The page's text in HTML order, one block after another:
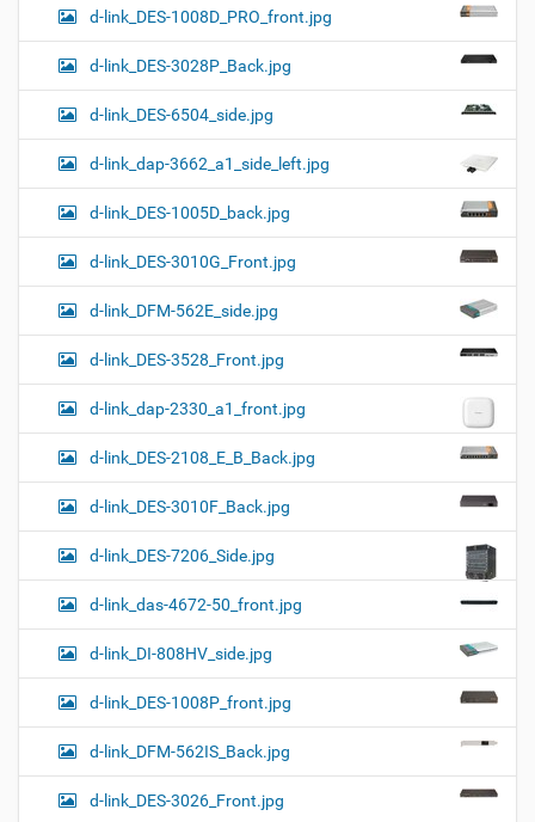
d-link_DES-1008D_PRO_front.jpg
d-link_DES-3028P_Back.jpg
d-link_DES-6504_side.jpg
d-link_dap-3662_a1_side_left.jpg
d-link_DES-1005D_back.jpg
d-link_DES-3010G_Front.jpg
d-link_DFM-562E_side.jpg
d-link_DES-3528_Front.jpg
d-link_dap-2330_a1_front.jpg
d-link_DES-2108_E_B_Back.jpg
d-link_DES-3010F_Back.jpg
d-link_DES-7206_Side.jpg
d-link_das-4672-50_front.jpg
d-link_DI-808HV_side.jpg
d-link_DES-1008P_front.jpg
d-link_DFM-562IS_Back.jpg
d-link_DES-3026_Front.jpg